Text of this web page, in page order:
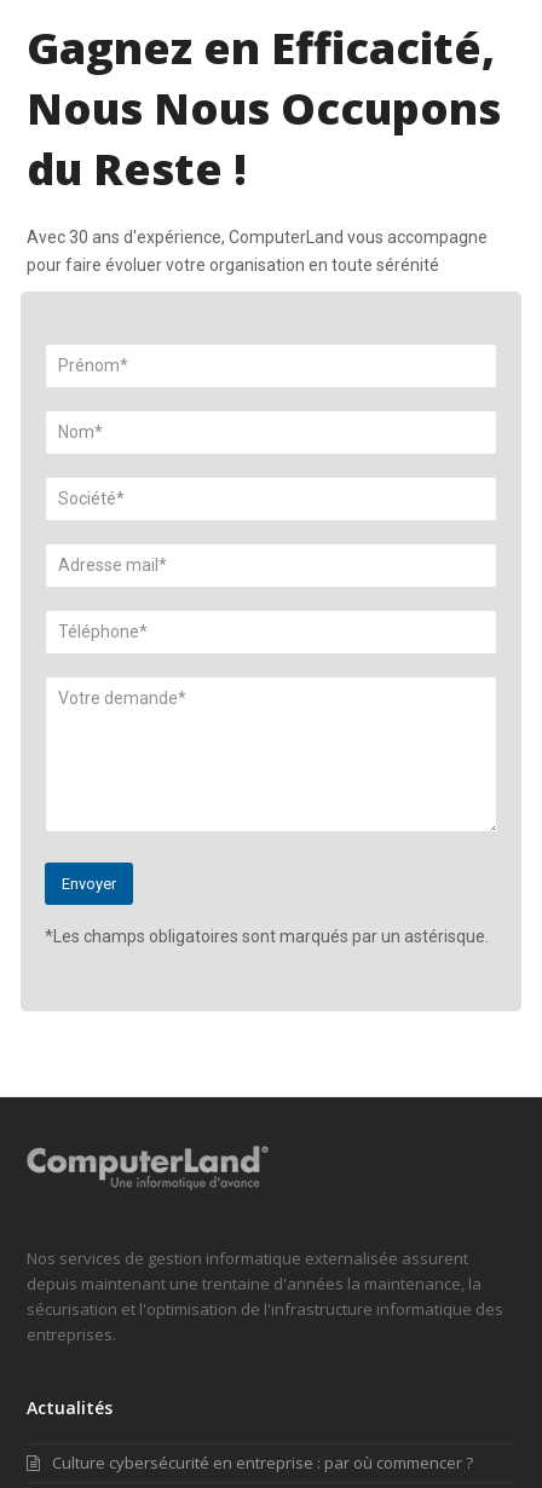
Gagnez en Efficacité,
Nous Nous Occupons
du Reste !
Avec 30 ans d'expérience, ComputerLand vous accompagne
pour faire évoluer votre organisation en toute sérénité
*Les champs obligatoires sont marqués par un astérisque.
Nos services de gestion informatique externalisée assurent
depuis maintenant une trentaine d'années la maintenance, la
sécurisation et l'optimisation de l'infrastructure informatique des
entreprises.
Actualités
Culture cybersécurité en entreprise : par où commencer ?